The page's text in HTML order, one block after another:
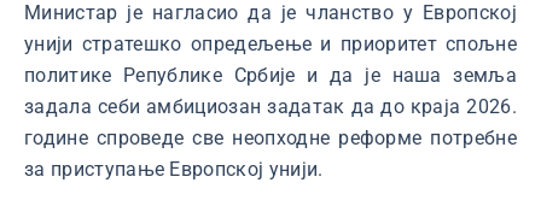
Министар је нагласио да је чланство у Европској
унији стратешко опредељење и приоритет спољне
политике Републике Србије и да је наша земља
задала себи амбициозан задатак да до краја 2026.
године спроведе све неопходне реформе потребне
за приступање Европској унији.